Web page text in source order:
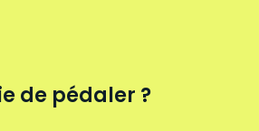
de pédaler ?